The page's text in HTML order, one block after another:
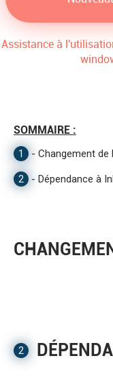
Assistance à
SOMMAIRE :
1 - Changement de
2 - Dépendance à
2